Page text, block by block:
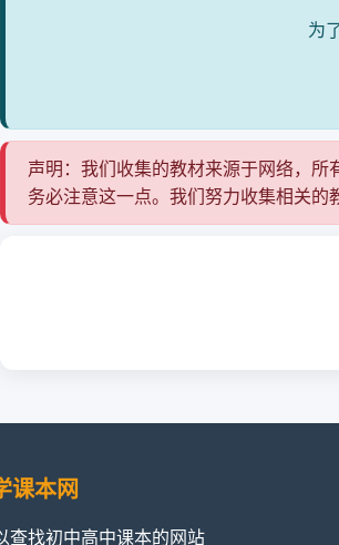
为
声明：我们收集的教材来源于网络，
务必注意这一点。我们努力收集相关的
课本网
查找初中高中课本的网站